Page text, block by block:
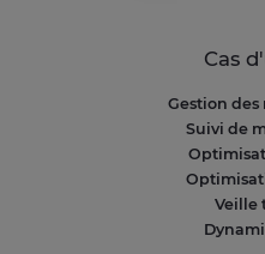
Cas
Gestion
Suivi de
Veille